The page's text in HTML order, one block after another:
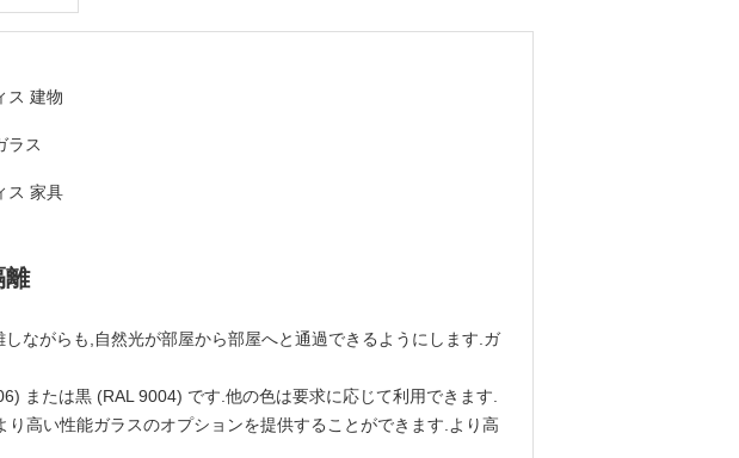
ス 建物
ラス
ス 家具
離
ながらも,自然光が部屋から部屋へと通過できるようにします.ガ
または黒 (RAL 9004) です.他の色は要求に応じて利用できます.
高い性能ガラスのオプションを提供することができます.より高